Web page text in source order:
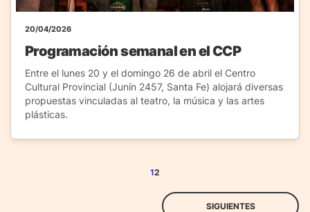
20/04/2026
Programación semanal en el CCP
Entre el lunes 20 y el domingo 26 de abril el Centro
Cultural Provincial (Junín 2457, Santa Fe) alojará diversas
propuestas vinculadas al teatro, la música y las artes
plásticas.
12
SIGUIENTES